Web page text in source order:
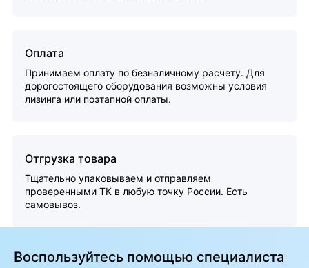
Оплата
Принимаем оплату по безналичному расчету. Для
дорогостоящего оборудования возможны условия
лизинга или поэтапной оплаты.
Отгрузка товара
Тщательно упаковываем и отправляем
проверенными ТК в любую точку России. Есть
самовывоз.
Воспользуйтесь помощью специалиста